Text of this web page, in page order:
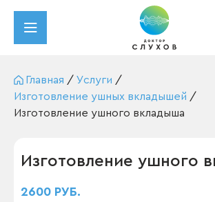
Главная / Услуги /
Изготовление ушных вкладышей /
Изготовление ушного вкладыша
Изготовление ушного
2600 РУБ.